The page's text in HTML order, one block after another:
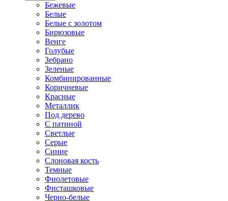
Бежевые
Белые
Белые с золотом
Бирюзовые
Венге
Голубые
Зебрано
Зеленые
Комбинированные
Коричневые
Красные
Металлик
Под дерево
С патиной
Светлые
Серые
Синие
Слоновая кость
Темные
Фиолетовые
Фисташковые
Черно-белые